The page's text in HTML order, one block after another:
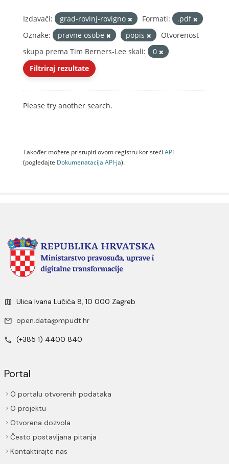
Izdavači: grad-rovinj-rovigno Formati:
.pdf
Oznake:
pravne osobe popis
Otvorenost
skupa prema Tim Berners-Lee skali:
0
Filtriraj rezultate
Please try another search.
Također možete pristupiti ovom registru koristeći API
(pogledajte Dokumenаtаcijа API-jа).